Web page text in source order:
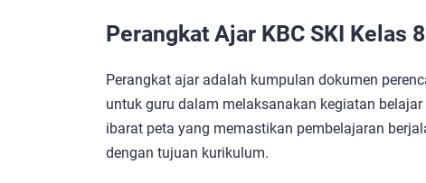
Perangkat Ajar KBC SKI Kelas
Perangkat ajar adalah kumpulan dokumen
untuk guru dalam melaksanakan kegiatan
ibarat peta yang memastikan pembelajaran
dengan tujuan kurikulum.